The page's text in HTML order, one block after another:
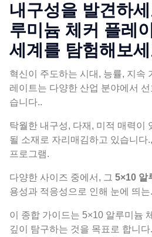
내구성을 발견하
루미늄 체커 플레
세계를 탐험해보
혁신이 주도하는 시대, 능률, 지속
레이트는 다양한 산업 분야에서
습니다..
탁월한 내구성, 다재, 미적 매력이
될 소재로 자리매김하고 있습니다
프로그램.
다양한 사이즈 중에서, 그 5×10 알
용성과 적응성으로 인해 눈에 띄는.
이 종합 가이드는 5×10 알루미늄
깊이 탐구하는 것을 목표로 합니